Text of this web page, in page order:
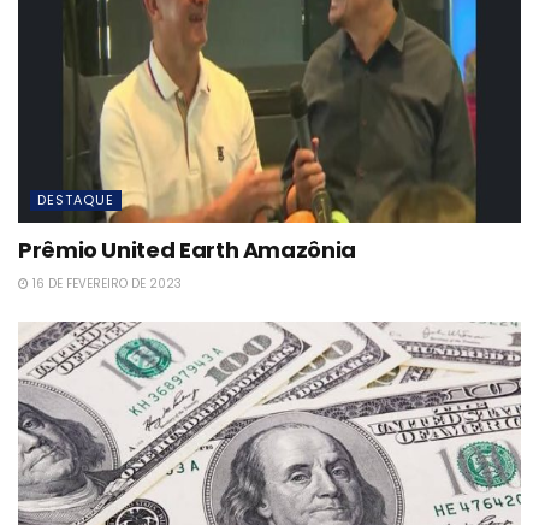
DESTAQUE
Prêmio United Earth Amazônia
16 DE FEVEREIRO DE 2023